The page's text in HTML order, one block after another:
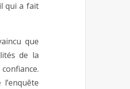
qui a fait
que
de la